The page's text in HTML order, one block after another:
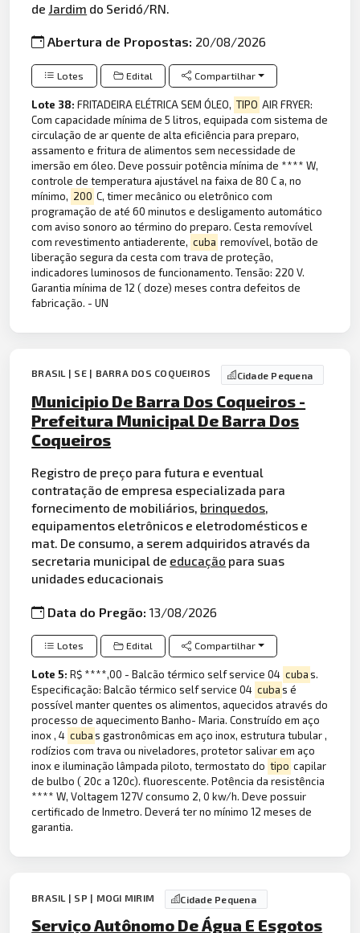
de Jardim do Seridó/RN.
Abertura de Propostas: 20/08/2026
Lotes Edital Compartilhar
Lote 38:FRITADEIRA ELÉTRICA SEM ÓLEO, TIPO AIR FRYER:
Com capacidade mínima de 5 litros, equipada com sistema de
circulação de ar quente de alta eficiência para preparo,
assamento e fritura de alimentos sem necessidade de
imersão em óleo. Deve possuir potência mínima de **** W,
controle de temperatura ajustável na faixa de 80 C a, no
mínimo, 200 C, timer mecânico ou eletrônico com
programação de até 60 minutos e desligamento automático
com aviso sonoro ao término do preparo. Cesta removível
com revestimento antiaderente, cuba removível, botão de
liberação segura da cesta com trava de proteção,
indicadores luminosos de funcionamento. Tensão: 220 V.
Garantia mínima de 12 ( doze) meses contra defeitos de
fabricação. - UN
BRASIL | SE | BARRA DOS COQUEIROS Cidade Pequena
Municipio De Barra Dos Coqueiros -
Prefeitura Municipal De Barra Dos
Coqueiros
Registro de preço para futura e eventual
contratação de empresa especializada para
fornecimento de mobiliários, brinquedos,
equipamentos eletrônicos e eletrodomésticos e
mat. De consumo, a serem adquiridos através da
secretaria municipal de educação para suas
unidades educacionais
Data do Pregão:13/08/2026
Lotes Edital Compartilhar
Lote 5:R$ ****,00 - Balcão térmico self service 04 cubas.
Especificação: Balcão térmico self service 04 cubas é
possível manter quentes os alimentos, aquecidos através do
processo de aquecimento Banho- Maria. Construído em aço
inox , 4 cubas gastronômicas em aço inox, estrutura tubular ,
rodízios com trava ou niveladores, protetor salivar em aço
inox e iluminação lâmpada piloto, termostato do tipo capilar
de bulbo ( 20c a 120c). fluorescente. Potência da resistência
**** W, Voltagem 127V consumo 2, 0 kw/h. Deve possuir
certificado de Inmetro. Deverá ter no mínimo 12 meses de
garantia.
BRASIL | SP | MOGI MIRIM Cidade Pequena
Serviço Autônomo De Água E Esgotos